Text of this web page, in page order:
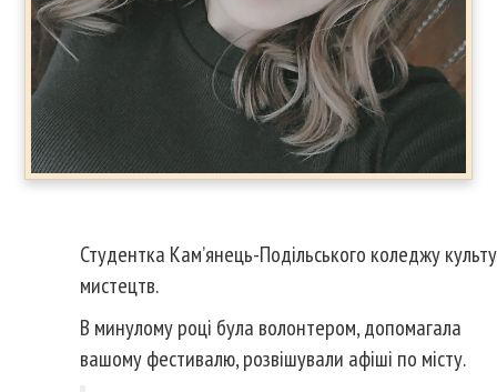
Студентка Кам’янець-Подільського коледжу
мистецтв.
В минулому році була волонтером, допомагала
вашому фестивалю, розвішували афіші по місту.